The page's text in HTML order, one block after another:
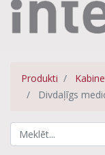
Produkti
Divdaļīgs